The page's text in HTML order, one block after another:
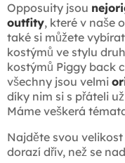
Opposuity jsou
outfity, které v naše
také si můžete
kostýmů ve stylu
kostýmů Piggy back
všechny jsou velmi
díky nim si s přáteli
Máme veškerá
Najděte svou
dorazí dřív, než se